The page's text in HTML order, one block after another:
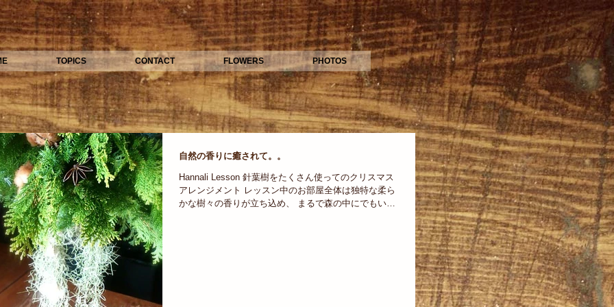
TOPICS CONTACT FLOWERS PHOTOS
自然の香りに癒されて。。
Hannali Lesson 針葉樹をたくさん使ってのクリスマス
アレンジメント レッスン中のお部屋全体は独特な柔ら
かな樹々の香りが立ち込め、 まるで森の中にでもいる